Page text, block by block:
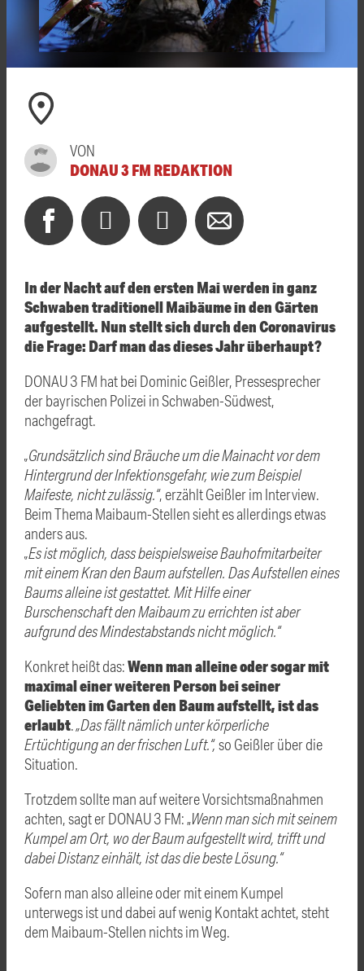
VON
DONAU 3 FM REDAKTION
In der Nacht auf den ersten Mai werden in ganz
Schwaben traditionell Maibäume in den Gärten
aufgestellt. Nun stellt sich durch den Coronavirus
die Frage: Darf man das dieses Jahr überhaupt?
DONAU 3 FM hat bei Dominic Geißler, Pressesprecher
der bayrischen Polizei in Schwaben-Südwest,
nachgefragt.
„Grundsätzlich sind Bräuche um die Mainacht vor dem
Hintergrund der Infektionsgefahr, wie zum Beispiel
Maifeste, nicht zulässig.“, erzählt Geißler im Interview.
Beim Thema Maibaum-Stellen sieht es allerdings etwas
anders aus.
„Es ist möglich, dass beispielsweise Bauhofmitarbeiter
mit einem Kran den Baum aufstellen. Das Aufstellen eines
Baums alleine ist gestattet. Mit Hilfe einer
Burschenschaft den Maibaum zu errichten ist aber
aufgrund des Mindestabstands nicht möglich.“
Konkret heißt das:Wenn man alleine oder sogar mit
maximal einer weiteren Person bei seiner
Geliebten im Garten den Baum aufstellt, ist das
erlaubt.„Das fällt nämlich unter körperliche
Ertüchtigung an der frischen Luft.“,so Geißler über die
Situation.
Trotzdem sollte man auf weitere Vorsichtsmaßnahmen
achten, sagt er DONAU 3 FM: „Wenn man sich mit seinem
Kumpel am Ort, wo der Baum aufgestellt wird, trifft und
dabei Distanz einhält, ist das die beste Lösung.“
Sofern man also alleine oder mit einem Kumpel
unterwegs ist und dabei auf wenig Kontakt achtet, steht
dem Maibaum-Stellen nichts im Weg.